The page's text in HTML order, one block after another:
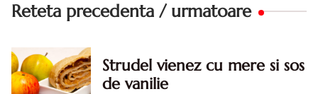
Reteta precedenta / urmatoare
Strudel vienez cu mere si sos
de vanilie